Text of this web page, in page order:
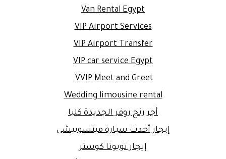
Van Rental Egypt
VIP Airport Services
VIP Airport Transfer
VIP car service Egypt
VVIP Meet and Greet.
Wedding limousine rental
أجر رنج روفر الجديدة كليا
إيجار أحدث سيارة ميتسوبيشى
إيجار تويوتا كوستر